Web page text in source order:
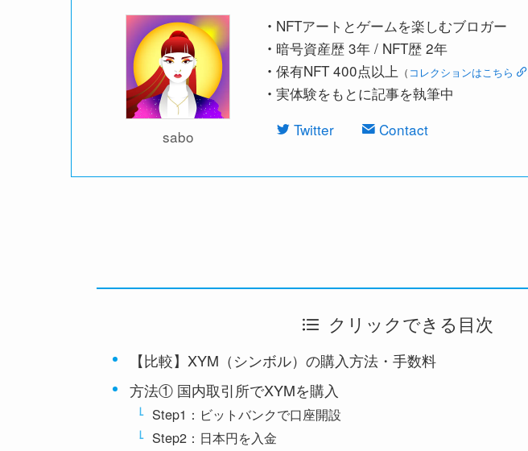
sabo
・ NFTアートとゲームを楽しむブロガー
・ 暗号資産歴 3年 / NFT歴 2年
・ 保有NFT 400点以上 （ コレクションはこちら
・ 実体験をもとに記事を執筆中
Twitter
Contact
クリックできる目次
【比較】XYM（シンボル）の購入方法・手数料
方法① 国内取引所でXYMを購入
Step1：ビットバンクで口座開設
Step2：日本円を入金